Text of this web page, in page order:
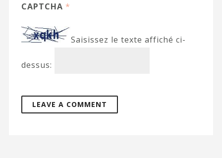
CAPTCHA *
Saisissez le texte affiché ci-
dessus: